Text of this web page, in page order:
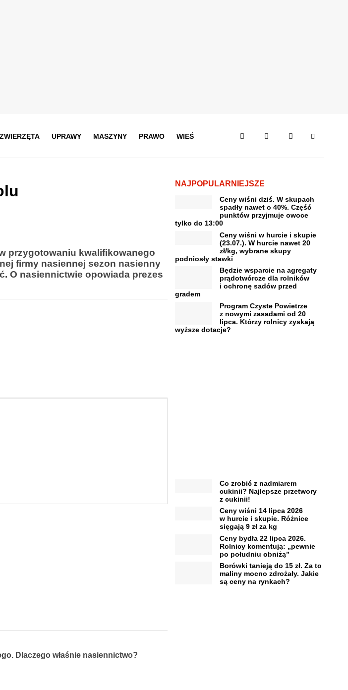
ZWIERZĘTA UPRAWY MASZYNY PRAWO WIEŚ
przygotowaniu kwalifikowanego
firmy nasiennej sezon nasienny
O nasiennictwie opowiada prezes
Dlaczego właśnie nasiennictwo?
NAJPOPULARNIEJSZE
Ceny wiśni dziś. W skupach
spadły nawet o 40%. Część
punktów przyjmuje owoce
tylko do 13:00
Ceny wiśni w hurcie i skupie
(23.07.). W hurcie nawet 20
zł/kg, wybrane skupy
podniosły stawki
Będzie wsparcie na agregaty
prądotwórcze dla rolników
i ochronę sadów przed
gradem
Program Czyste Powietrze
z nowymi zasadami od 20
lipca. Którzy rolnicy zyskają
wyższe dotacje?
Co zrobić z nadmiarem
cukinii? Najlepsze przetwory
z cukinii!
Ceny wiśni 14 lipca 2026
w hurcie i skupie. Różnice
sięgają 9 zł za kg
Ceny bydła 22 lipca 2026.
Rolnicy komentują: „pewnie
po południu obniżą”
Borówki tanieją do 15 zł. Za to
maliny mocno zdrożały. Jakie
są ceny na rynkach?